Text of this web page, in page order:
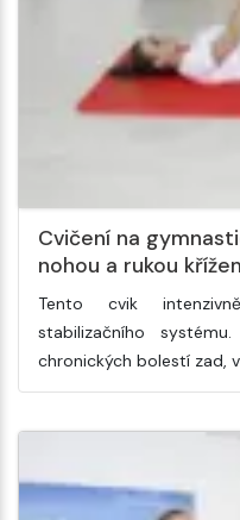
Cvičení na
nohou a rukou
Tento cvik
stabilizačního
chronických bolestí zad,